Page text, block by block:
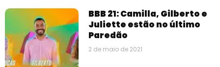
BBB 21: Camilla, Gilberto e
Juliette estão no último
Paredão
2 de maio de 2021